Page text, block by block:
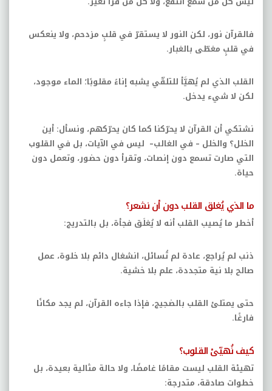
فالقرآن نور، لكن النور لا يستقرّ في قلبٍ مزدحم، ولا ينعكس
في قلبٍ مغطّى بالغبار.
القلب الذي لم يُهيَّأ للتلقّي يشبه إناءً مقلوبًا؛ الماء موجود،
لكن لا شيء يدخل.
نشتكي أن القرآن لا يحرّكنا كما كان يحرّكهم، ونسأل: أين
الخلل؟ والخلل – في الغالب– ليس في الآيات، بل في القلوب
التي صارت تسمع دون إنصات، وتقرأ دون حضور، وتعمل دون
حياة.
ما الذي يُغلق القلب دون أن نشعر؟
أخطر ما يُصيب القلب أنه لا يُغلَق فجأة، بل بالتدريج:
ذنب لم يُراجع، عادة لم تُسائل، انشغال دائم بلا خلوة، عمل
صالح بلا نية متجددة، علم بلا خشية.
حتى يمتلئ القلب بالضجيج، فإذا جاءه القرآن، لم يجد مكانًا
فارغًا.
كيف نُهيّئ القلوب؟
تهيئة القلب ليست مقامًا غامضًا، ولا حالة مثالية بعيدة، بل
خطوات صادقة، متدرجة: